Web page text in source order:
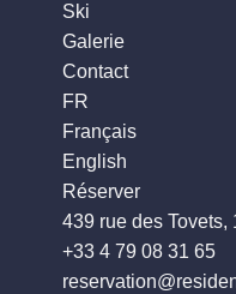
Ski
Galerie
Contact
FR
Français
English
Réserver
439 rue des
+33 4 79 08 31 65